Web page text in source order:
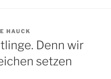
HAUCK
Denn wir
setzen